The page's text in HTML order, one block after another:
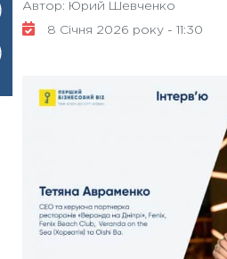
Автор: Юрий Шевченко
8 Січня 2026 року - 11:30